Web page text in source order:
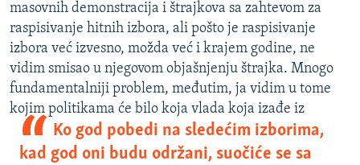
masovnih demonstracija i štrajkova sa zahtevom za
raspisivanje hitnih izbora, ali pošto je raspisivanje
izbora već izvesno, možda već i krajem godine, ne
vidim smisao u njegovom objašnjenju štrajka. Mnogo
fundamentalniji problem, međutim, ja vidim u tome
kojim politikama će bilo koja vl
Ko god pobedi na sledećim izborima,
kad god oni budu održani, suočiće se sa
ada koja izađe iz